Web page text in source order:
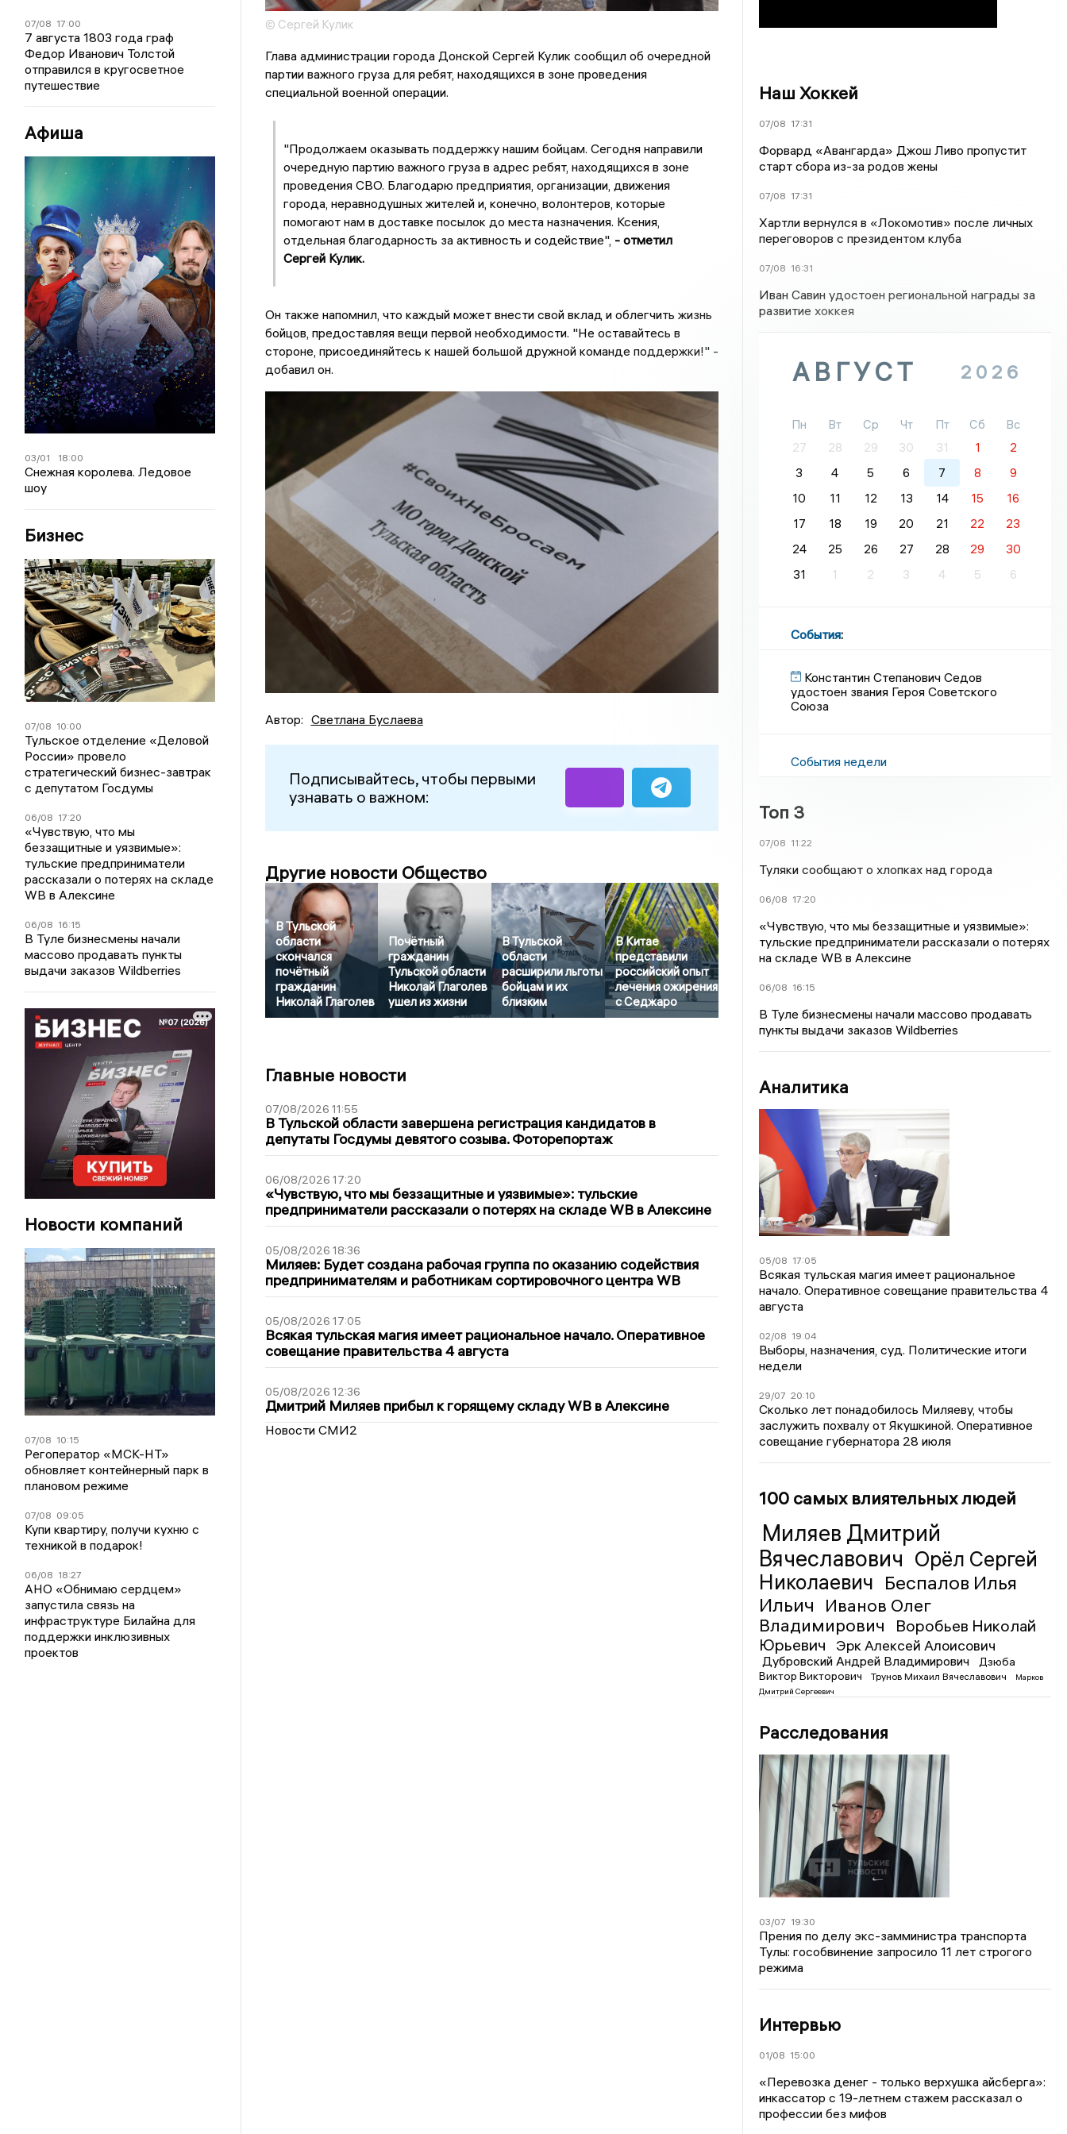
07/08 17:00
7 августа 1803 года граф
Федор Иванович Толстой
отправился в кругосветное
путешествие
Афиша
03/01 18:00
Снежная королева. Ледовое
шоу
Бизнес
07/08 10:00
Тульское отделение «Деловой
России» провело
стратегический бизнес-завтрак
с депутатом Госдумы
06/08 17:20
«Чувствую, что мы
беззащитные и уязвимые»:
тульские предприниматели
рассказали о потерях на складе
WB в Алексине
06/08 16:15
В Туле бизнесмены начали
массово продавать пункты
выдачи заказов Wildberries
Новости компаний
07/08 10:15
Регоператор «МСК-НТ»
обновляет контейнерный парк в
плановом режиме
07/08 09:05
Купи квартиру, получи кухню с
техникой в подарок!
06/08 18:27
АНО «Обнимаю сердцем»
запустила связь на
инфраструктуре Билайна для
поддержки инклюзивных
проектов
© Сергей Кулик
Глава администрации города Донской Сергей Кулик сообщил об очередной
партии важного груза для ребят, находящихся в зоне проведения
специальной военной операции.
"Продолжаем оказывать поддержку нашим бойцам. Сегодня направили
очередную партию важного груза в адрес ребят, находящихся в зоне
проведения СВО. Благодарю предприятия, организации, движения
города, неравнодушных жителей и, конечно, волонтеров, которые
помогают нам в доставке посылок до места назначения. Ксения,
отдельная благодарность за активность и содействие", - отметил
Сергей Кулик.
Он также напомнил, что каждый может внести свой вклад и облегчить жизнь
бойцов, предоставляя вещи первой необходимости. "Не оставайтесь в
стороне, присоединяйтесь к нашей большой дружной команде поддержки!" -
добавил он.
Автор: Светлана Буслаева
Подписывайтесь, чтобы первыми
узнавать о важном:
Другие новости Общество
В Тульской
области
скончался
почётный
гражданин
Николай Глаголев
Почётный
гражданин
Тульской области
Николай Глаголев
ушел из жизни
В Тульской
области
расширили льготы
бойцам и их
близким
В Китае
представили
российский опыт
лечения ожирения
с Седжаро
Главные новости
07/08/2026 11:55
В Тульской области завершена регистрация кандидатов в
депутаты Госдумы девятого созыва. Фоторепортаж
06/08/2026 17:20
«Чувствую, что мы беззащитные и уязвимые»: тульские
предприниматели рассказали о потерях на складе WB в Алексине
05/08/2026 18:36
Миляев: Будет создана рабочая группа по оказанию содействия
предпринимателям и работникам сортировочного центра WB
05/08/2026 17:05
Всякая тульская магия имеет рациональное начало. Оперативное
совещание правительства 4 августа
05/08/2026 12:36
Дмитрий Миляев прибыл к горящему складу WB в Алексине
Новости СМИ2
Наш Хоккей
07/08 17:31
Форвард «Авангарда» Джош Ливо пропустит
старт сбора из-за родов жены
07/08 17:31
Хартли вернулся в «Локомотив» после личных
переговоров с президентом клуба
07/08 16:31
Иван Савин удостоен региональной награды за
развитие хоккея
АВГУСТ 2026
Пн Вт Ср Чт Пт Сб
Вс
27
28 29 30 31 1
2
3
4 5 6 7 8
9
10
11 12 13 14 15
16
17
18 19 20 21 22
23
24
25 26 27 28 29
30
31
1 2 3 4 5 6
События:
Константин Степанович Седов
удостоен звания Героя Советского
Союза
События недели
Топ 3
07/08 11:22
Туляки сообщают о хлопках над города
06/08 17:20
«Чувствую, что мы беззащитные и уязвимые»:
тульские предприниматели рассказали о потерях
на складе WB в Алексине
06/08 16:15
В Туле бизнесмены начали массово продавать
пункты выдачи заказов Wildberries
Аналитика
05/08 17:05
Всякая тульская магия имеет рациональное
начало. Оперативное совещание правительства 4
августа
02/08 19:04
Выборы, назначения, суд. Политические итоги
недели
29/07 20:10
Сколько лет понадобилось Миляеву, чтобы
заслужить похвалу от Якушкиной. Оперативное
совещание губернатора 28 июля
100 самых влиятельных людей
Миляев Дмитрий
Вячеславович Орёл Сергей
Николаевич Беспалов Илья
Ильич
Иванов Олег
Владимирович
Воробьев Николай
Юрьевич
Эрк Алексей Алоисович
Дубровский Андрей Владимирович
Дзюба
Виктор Викторович
Трунов Михаил Вячеславович
Марков
Дмитрий Сергеевич
Расследования
03/07 19:30
Прения по делу экс-замминистра транспорта
Тулы: гособвинение запросило 11 лет строгого
режима
Интервью
01/08 15:00
«Перевозка денег - только верхушка айсберга»:
инкассатор с 19-летнем стажем рассказал о
профессии без мифов